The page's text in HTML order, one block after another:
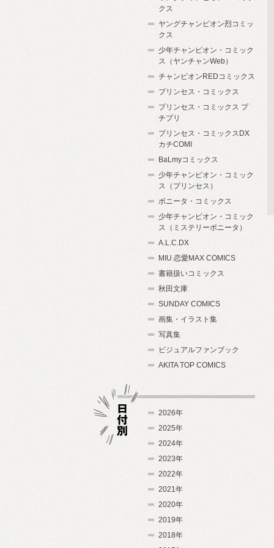
クス
ヤングチャンピオン烈コミッ
クス
少年チャンピオン・コミック
ス（ヤンチャンWeb）
チャンピオンREDコミックス
プリンセス・コミックス
プリンセス・コミックス プ
チプリ
プリンセス・コミックスDX
カチCOMI
BaLmyコミックス
少年チャンピオン・コミック
ス（プリンセス）
ボニータ・コミックス
少年チャンピオン・コミック
ス（ミステリーボニータ）
A.L.C.DX
MIU 恋愛MAX COMICS
書籍扱いコミックス
秋田文庫
SUNDAY COMICS
画集・イラスト集
写真集
ビジュアルファンブック
AKITA TOP COMICS
2026年
2025年
2024年
2023年
2022年
2021年
2020年
2019年
2018年